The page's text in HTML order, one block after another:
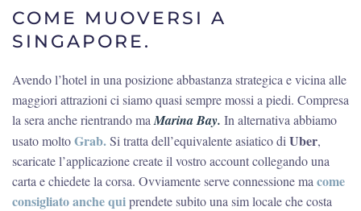
COME MUOVERSI A
SINGAPORE.
Avendo l’hotel in una posizione abbastanza strategica e vicina alle
maggiori attrazioni ci siamo quasi sempre mossi a piedi. Compresa
la sera anche rientrando ma Marina Bay. In alternativa abbiamo
usato moltoGrab.Si tratta dell’equivalente asiatico di Uber,
scaricate l’applicazione create il vostro account collegando una
carta e chiedete la corsa. Ovviamente serve connessione ma come
consigliato anche quiprendete subito una sim locale che costa